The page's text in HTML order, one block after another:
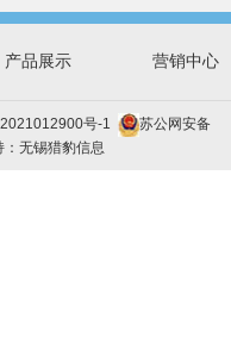
产品展示 营销中心
号-1
苏公网安备
无锡猎豹信息